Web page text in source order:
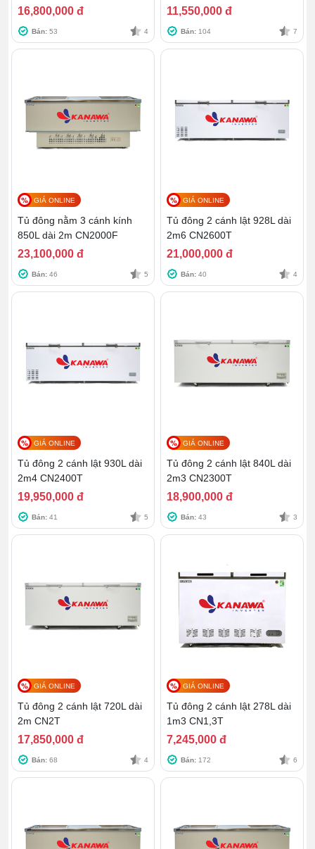
16,800,000 đ
Bán: 53 4
11,550,000 đ
Bán: 104 7
GIÁ ONLINE
Tủ đông nằm 3 cánh kính
850L dài 2m CN2000F
23,100,000 đ
Bán: 46 5
GIÁ ONLINE
Tủ đông 2 cánh lật 928L dài
2m6 CN2600T
21,000,000 đ
Bán: 40 4
GIÁ ONLINE
Tủ đông 2 cánh lật 930L dài
2m4 CN2400T
19,950,000 đ
Bán: 41 5
GIÁ ONLINE
Tủ đông 2 cánh lật 840L dài
2m3 CN2300T
18,900,000 đ
Bán: 43 3
GIÁ ONLINE
Tủ đông 2 cánh lật 720L dài
2m CN2T
17,850,000 đ
Bán: 68 4
GIÁ ONLINE
Tủ đông 2 cánh lật 278L dài
1m3 CN1,3T
7,245,000 đ
Bán: 172 6